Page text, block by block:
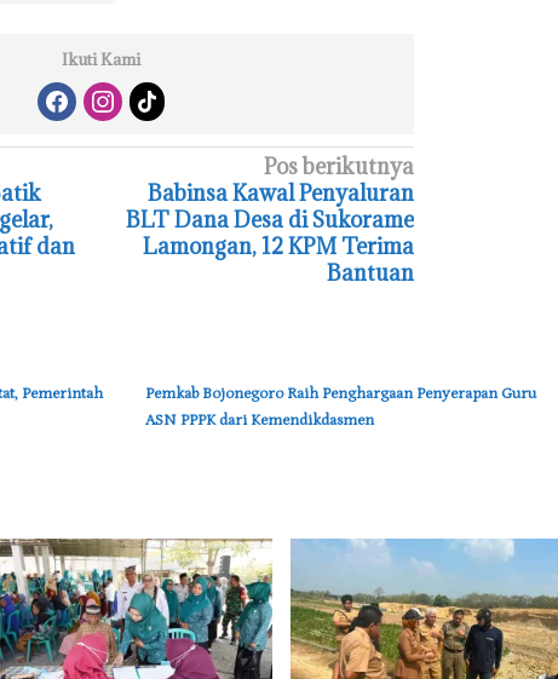
Ikuti Kami
dan
Pos berikutnya
‎Babinsa Kawal Penyaluran
BLT Dana Desa di Sukorame
Lamongan, 12 KPM Terima
Bantuan
Pemerintah
‎Pemkab Bojonegoro Raih Penghargaan Penyerapan Guru
ASN PPPK dari Kemendikdasmen